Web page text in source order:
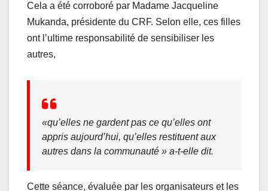
Cela a été corroboré par Madame Jacqueline
Mukanda, présidente du CRF. Selon elle, ces filles
ont l’ultime responsabilité de sensibiliser les
autres,
«qu’elles ne gardent pas ce qu’elles ont
appris aujourd’hui, qu’elles restituent aux
autres dans la communauté » a-t-elle dit.
Cette séance, évaluée par les organisateurs et les